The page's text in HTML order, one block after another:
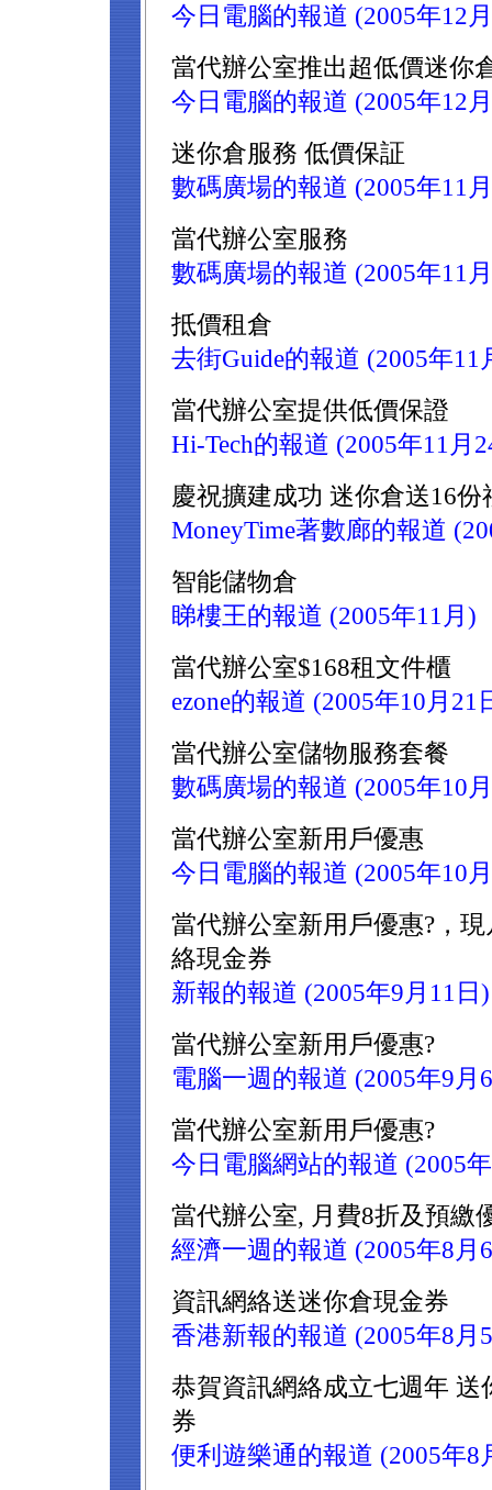
今日電腦的報道 (2005年12
當代辦公室推出超低價迷你
今日電腦的報道 (2005年12
迷你倉服務 低價保証
數碼廣場的報道 (2005年11
當代辦公室服務
數碼廣場的報道 (2005年11
抵價租倉
去街Guide的報道 (2005年11
當代辦公室提供低價保證
Hi-Tech的報道 (2005年11月
慶祝擴建成功 迷你倉送16
MoneyTime著數廊的報道
智能儲物倉
睇樓王的報道 (2005年11月)
當代辦公室$168租文件櫃
ezone的報道 (2005年10月21
當代辦公室儲物服務套餐
數碼廣場的報道 (2005年10
當代辦公室新用戶優惠
今日電腦的報道 (2005年10
當代辦公室新用戶優惠?，
絡現金券
新報的報道 (2005年9月11日)
當代辦公室新用戶優惠?
電腦一週的報道 (2005年9月
當代辦公室新用戶優惠?
今日電腦網站的報道 (2005
當代辦公室, 月費8折及預繳
經濟一週的報道 (2005年8月
資訊網絡送迷你倉現金券
香港新報的報道 (2005年8月
恭賀資訊網絡成立七週年
券
便利遊樂通的報道 (2005年8